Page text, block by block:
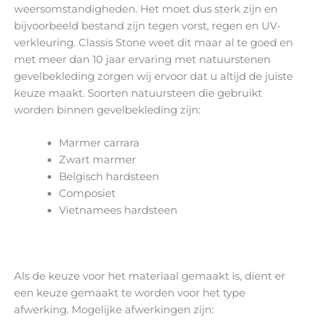
weersomstandigheden. Het moet dus sterk zijn en
bijvoorbeeld bestand zijn tegen vorst, regen en UV-
verkleuring. Classis Stone weet dit maar al te goed en
met meer dan 10 jaar ervaring met natuurstenen
gevelbekleding zorgen wij ervoor dat u altijd de juiste
keuze maakt. Soorten natuursteen die gebruikt
worden binnen gevelbekleding zijn:
Marmer carrara
Zwart marmer
Belgisch hardsteen
Composiet
Vietnamees hardsteen
Als de keuze voor het materiaal gemaakt is, dient er
een keuze gemaakt te worden voor het type
afwerking. Mogelijke afwerkingen zijn: